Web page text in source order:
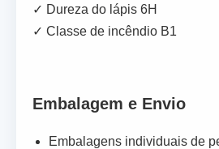
✓ Dureza do lápis 6H
✓ Classe de incêndio B1
Embalagem e Envio
Embalagens individuais de